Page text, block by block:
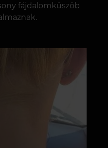
fájdalomküszöb